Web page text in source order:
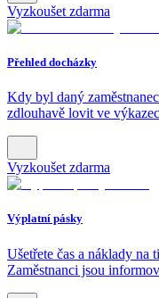
Vyzkoušet zdarma
Přehled docházky
Kdy byl daný
zdlouhavě lovit ve
Vyzkoušet zdarma
Výplatní pásky
Ušetřete čas a náklady na
Zaměstnanci jsou